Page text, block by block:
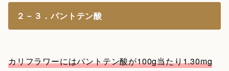
２－３．パントテン酸
カリフラワーにはパントテン酸が100g当たり1.30mg